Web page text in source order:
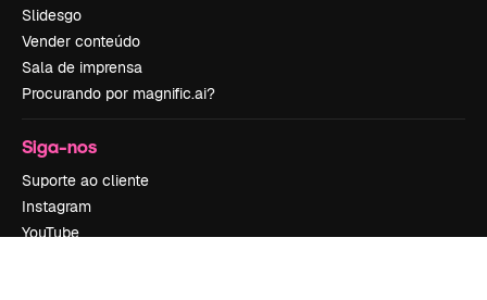
Slidesgo
Vender conteúdo
Sala de imprensa
Procurando por magnific.ai?
Siga-nos
Suporte ao cliente
Instagram
YouTube